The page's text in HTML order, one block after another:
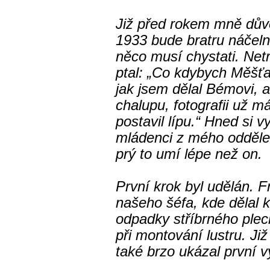
Již před rokem mně
1933 bude bratru
něco musí chystati.
ptal: „Co kdybych
jak jsem dělal Bémovi,
chalupu, fotografii už
postavil lípu.“ Hned si
mládenci z mého
prý to umí lépe než on.
První krok byl udělán.
našeho šéfa, kde dělal
odpadky stříbrného
při montování lustru.
také brzo ukázal první